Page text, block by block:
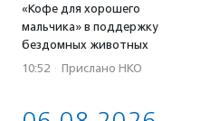
«Кофе для хорошего
мальчика» в поддержку
бездомных животных
10:52 · Прислано НКО